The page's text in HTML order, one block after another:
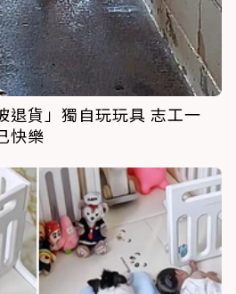
退貨」獨自玩玩具 志工一
快樂